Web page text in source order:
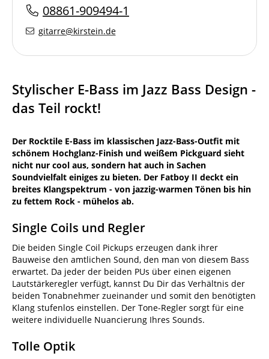
08861-909494-1
gitarre@kirstein.de
Stylischer E-Bass im Jazz Bass Design -
das Teil rockt!
Der Rocktile E-Bass im klassischen Jazz-Bass-Outfit mit
schönem Hochglanz-Finish und weißem Pickguard sieht
nicht nur cool aus, sondern hat auch in Sachen
Soundvielfalt einiges zu bieten. Der Fatboy II deckt ein
breites Klangspektrum - von jazzig-warmen Tönen bis hin
zu fettem Rock - mühelos ab.
Single Coils und Regler
Die beiden Single Coil Pickups erzeugen dank ihrer
Bauweise den amtlichen Sound, den man von diesem Bass
erwartet. Da jeder der beiden PUs über einen eigenen
Lautstärkeregler verfügt, kannst Du Dir das Verhältnis der
beiden Tonabnehmer zueinander und somit den benötigten
Klang stufenlos einstellen. Der Tone-Regler sorgt für eine
weitere individuelle Nuancierung Ihres Sounds.
Tolle Optik